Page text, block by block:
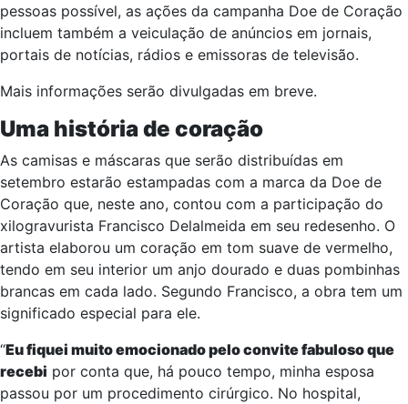
pessoas possível, as ações da campanha Doe de Coração
incluem também a veiculação de anúncios em jornais,
portais de notícias, rádios e emissoras de televisão.
Mais informações serão divulgadas em breve.
Uma história de coração
As camisas e máscaras que serão distribuídas em
setembro estarão estampadas com a marca da Doe de
Coração que, neste ano, contou com a participação do
xilogravurista Francisco Delalmeida em seu redesenho. O
artista elaborou um coração em tom suave de vermelho,
tendo em seu interior um anjo dourado e duas pombinhas
brancas em cada lado. Segundo Francisco, a obra tem um
significado especial para ele.
“Eu fiquei muito emocionado pelo convite fabuloso que
recebi por conta que, há pouco tempo, minha esposa
passou por um procedimento cirúrgico. No hospital,